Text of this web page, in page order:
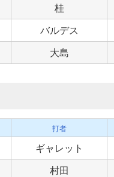
桂
バルデス
大島
打者
ギャレット
村田